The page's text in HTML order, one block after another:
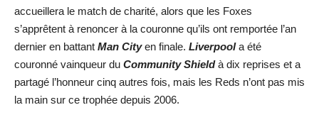
accueillera le match de charité, alors que les Foxes
s’apprêtent à renoncer à la couronne qu’ils ont remportée l’an
dernier en battant Man Cityen finale. Liverpoola été
couronné vainqueur du Community Shieldà dix reprises et a
partagé l’honneur cinq autres fois, mais les Reds n’ont pas mis
la main sur ce trophée depuis 2006.